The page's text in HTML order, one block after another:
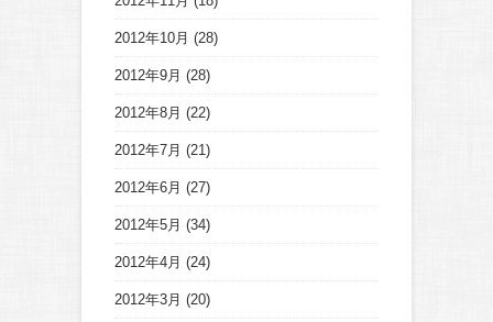
2012年10月 (28)
2012年9月 (28)
2012年8月 (22)
2012年7月 (21)
2012年6月 (27)
2012年5月 (34)
2012年4月 (24)
2012年3月 (20)